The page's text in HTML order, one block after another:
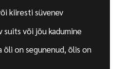
kiiresti süvenev
suits või jõu kadumine
õli on segunenud, õlis on